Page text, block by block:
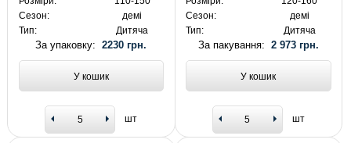
Сезон:
демі
Тип:
Дитяча
За упаковку:2230 грн.
У кошик
шт
Сезон:
демі
Тип:
Дитяча
За пакування: 2 973 грн.
У кошик
шт